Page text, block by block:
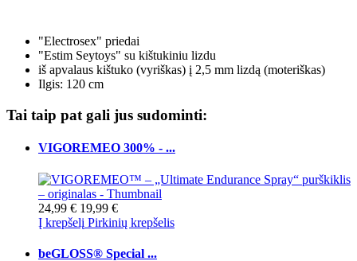
"Electrosex" priedai
"Estim Seytoys" su kištukiniu lizdu
iš apvalaus kištuko (vyriškas) į 2,5 mm lizdą (moteriškas)
Ilgis: 120 cm
Tai taip pat gali jus sudominti:
VIGOREMEO 300% - ...
24,99 € 19,99 €
Į krepšelį Pirkinių krepšelis
beGLOSS® Special ...